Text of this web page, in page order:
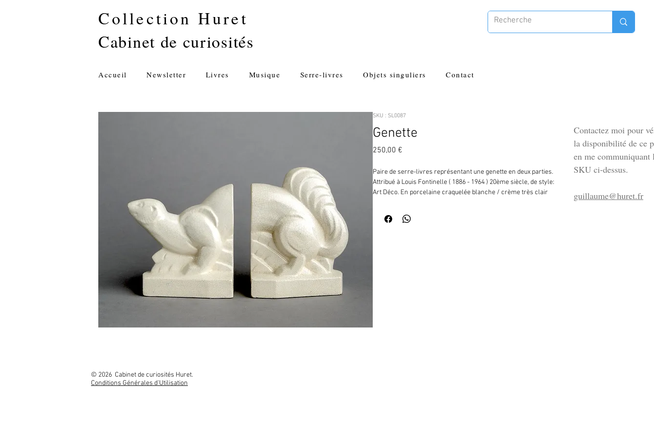
Collection Huret
Cabinet de curiosités
Accueil Newsletter Livres Musique Serre-livres Objets singuliers Contact
SKU : SL0087
Genette
250,00 €
Paire de serre-livres représentant une genette en deux parties.
Attribué à Louis Fontinelle ( 1886 - 1964 ) 20ème siècle, de style:
Art Déco. En porcelaine craquelée blanche / crème très clair
Contactez moi pour
la disponibilité de ce
en me communiquant
SKU ci-dessus.
guillaume@huret.fr
© 2026 Cabinet de curiosités Huret.
Conditions Générales d'Utilisation